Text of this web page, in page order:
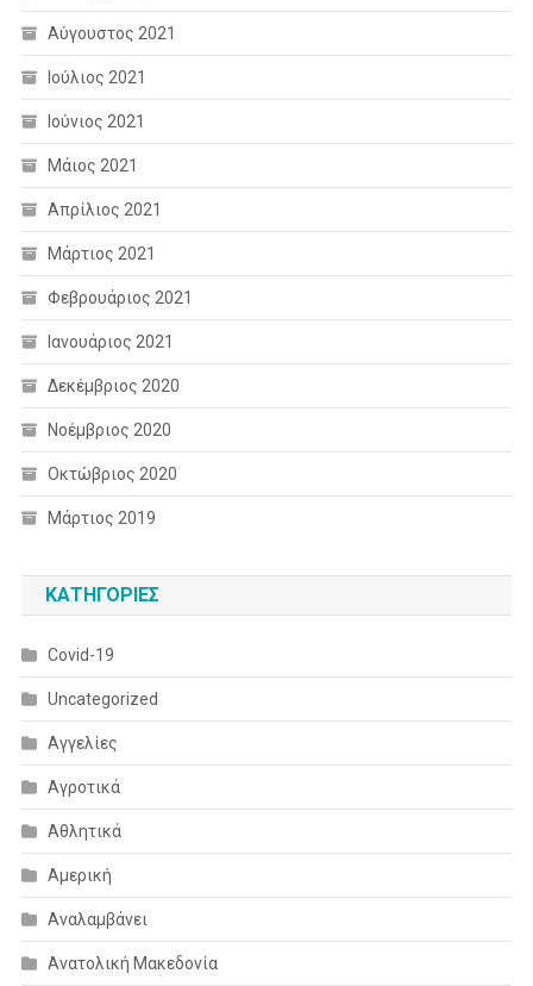
Αύγουστος 2021
Ιούλιος 2021
Ιούνιος 2021
Μάιος 2021
Απρίλιος 2021
Μάρτιος 2021
Φεβρουάριος 2021
Ιανουάριος 2021
Δεκέμβριος 2020
Νοέμβριος 2020
Οκτώβριος 2020
Μάρτιος 2019
KΑΤΗΓΟΡΊΕΣ
Covid-19
Uncategorized
Αγγελίες
Αγροτικά
Αθλητικά
Αμερική
Αναλαμβάνει
Ανατολική Μακεδονία